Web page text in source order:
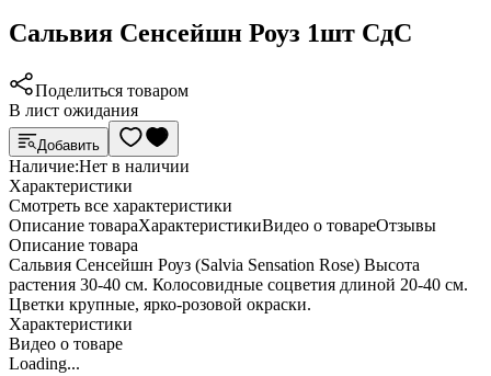
Сальвия Сенсейшн Роуз 1шт СдС
Поделиться товаром
В лист ожидания
Добавить
Наличие:Нет в наличии
Характеристики
Cмотреть все характеристики
Описание товараХарактеристикиВидео о товареОтзывы
Описание товара
Сальвия Сенсейшн Роуз (Salvia Sensation Rose) Высота
растения 30-40 см. Колосовидные соцветия длиной 20-40 см.
Цветки крупные, ярко-розовой окраски.
Характеристики
Видео о товаре
Loading...